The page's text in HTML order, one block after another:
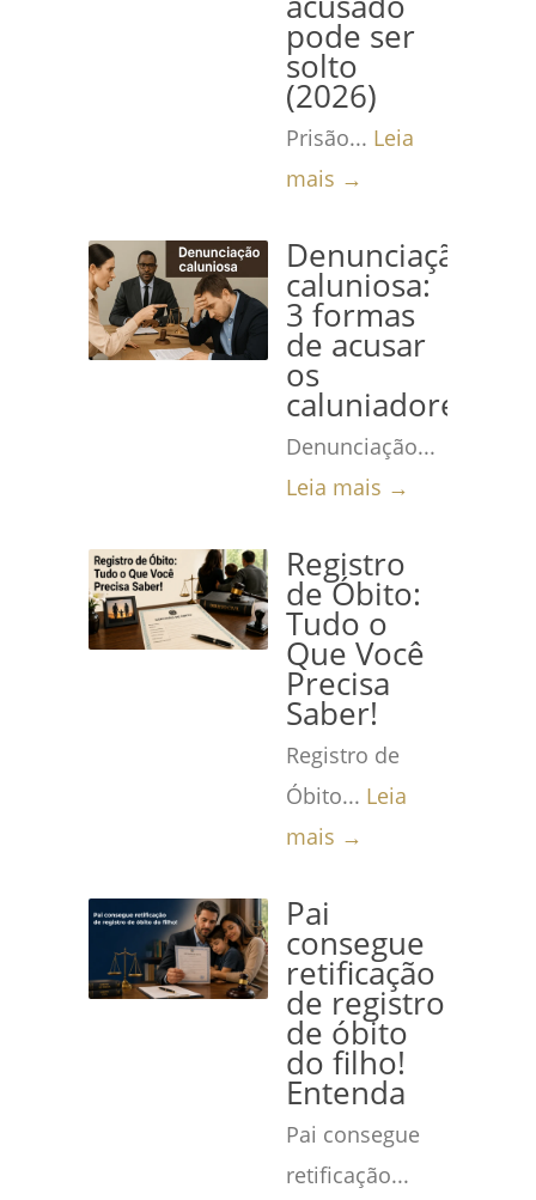
pode ser
solto
(2026)
Prisão... Leia
mais →
Denunciação
caluniosa:
3 formas
de acusar
os
caluniadores
Denunciação...
Leia mais →
Registro
de Óbito:
Tudo o
Que Você
Precisa
Saber!
Registro de
Óbito... Leia
mais →
Pai
consegue
retificação
de registro
de óbito
do filho!
Entenda
Pai consegue
retificação...